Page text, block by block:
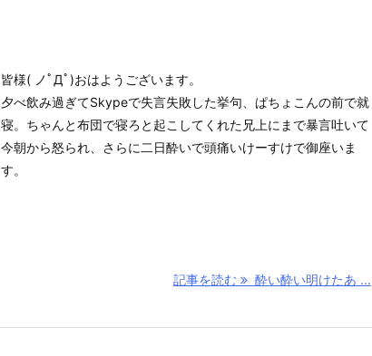
皆様( ノﾟДﾟ)おはようございます。
夕べ飲み過ぎてSkypeで失言失敗した挙句、ぱちょこんの前で就
寝。ちゃんと布団で寝ろと起こしてくれた兄上にまで暴言吐いて
今朝から怒られ、さらに二日酔いで頭痛いけーすけで御座いま
す。
記事を読む 酔い酔い明けたあ ...